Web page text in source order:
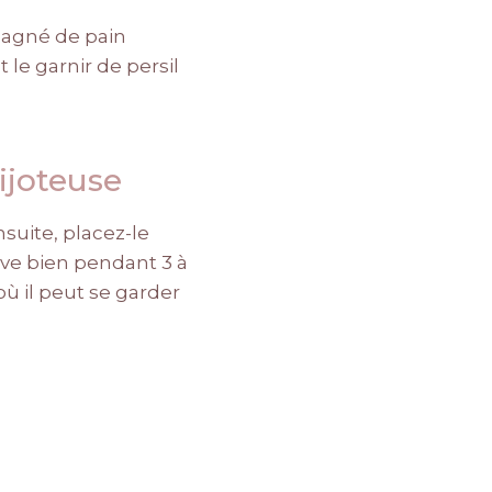
de pain
le garnir de persil
placez-le
bien pendant 3 à
il peut se garder